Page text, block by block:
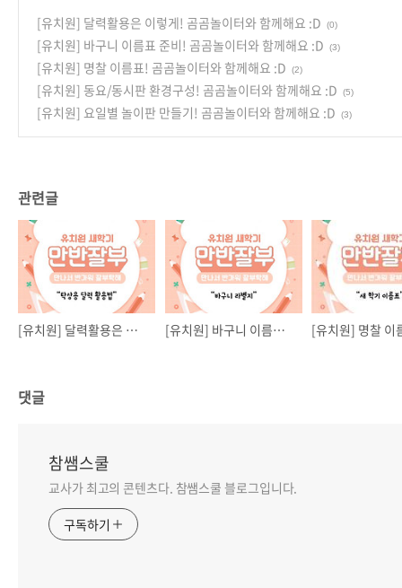
[유치원] 달력활용은 이렇게! 곰곰놀이터와 함께해요 :D
(0)
[유치원] 바구니 이름표 준비! 곰곰놀이터와 함께해요 :D (3)
[유치원] 명찰 이름표! 곰곰놀이터와 함께해요 :D (2)
[유치원] 동요/동시판 환경구성! 곰곰놀이터와 함께해요 :D (5)
[유치원] 요일별 놀이판 만들기! 곰곰놀이터와 함께해요 :D (3)
관련글
[유치원] 달력활용은 이렇게! 곰곰놀이터와 함께해요 :D [유치원] 바구니 이름표 준비! 곰곰놀이터와 함께해요 :D
댓글
참쌤스쿨
교사가 최고의 콘텐츠다. 참쌤스쿨 블로그입니다.
구독하기